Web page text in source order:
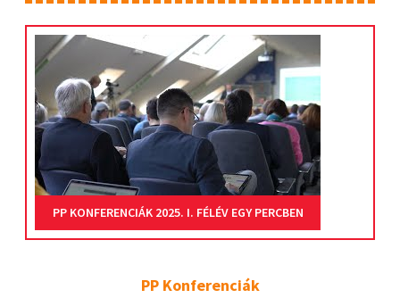
PP KONFERENCIÁK 2025. I. FÉLÉV EGY PERCBEN
PP Konferenciák